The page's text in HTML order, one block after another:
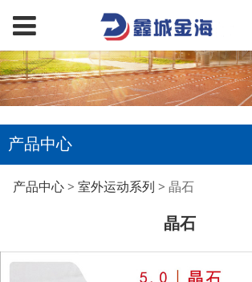
产品中心
晶石
产品中心> 室外运动系列 > 晶石
晶石